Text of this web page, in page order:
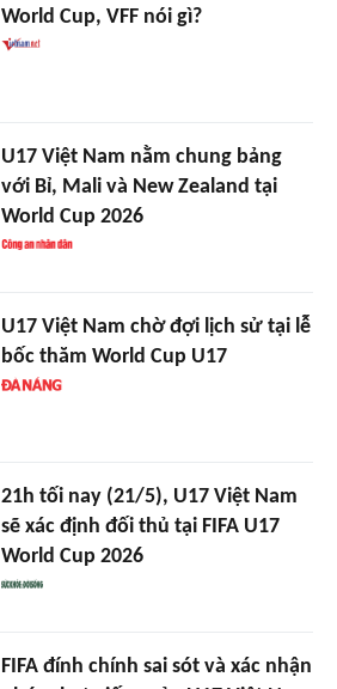
World Cup, VFF nói gì?
U17 Việt Nam nằm chung bảng
với Bỉ, Mali và New Zealand tại
World Cup 2026
U17 Việt Nam chờ đợi lịch sử tại lễ
bốc thăm World Cup U17
21h tối nay (21/5), U17 Việt Nam
sẽ xác định đối thủ tại FIFA U17
World Cup 2026
FIFA đính chính sai sót và xác nhận